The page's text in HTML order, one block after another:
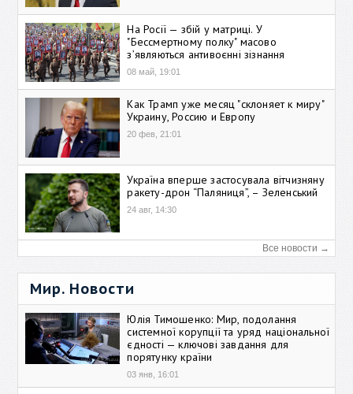
На Росії — збій у матриці. У
"Бессмертному полку" масово
зʼявляються антивоєнні зізнання
08 май, 19:01
Как Трамп уже месяц "склоняет к миру"
Украину, Россию и Европу
20 фев, 21:01
Україна вперше застосувала вітчизняну
ракету-дрон “Паляниця”, – Зеленський
24 авг, 14:30
Все новости →
Мир. Новости
Юлія Тимошенко: Мир, подолання
системної корупції та уряд національної
єдності — ключові завдання для
порятунку країни
03 янв, 16:01